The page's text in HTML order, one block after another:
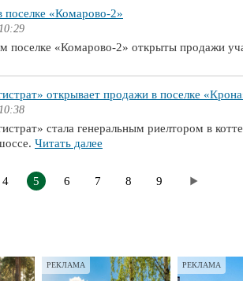
поселке «Комарово-2»
поселке «Комарово-2» открыты продажи
открывает продажи в поселке
стала генеральным риелтором в
Читать далее
4 5 6 7 8 9
РЕКЛАМА РЕКЛАМА